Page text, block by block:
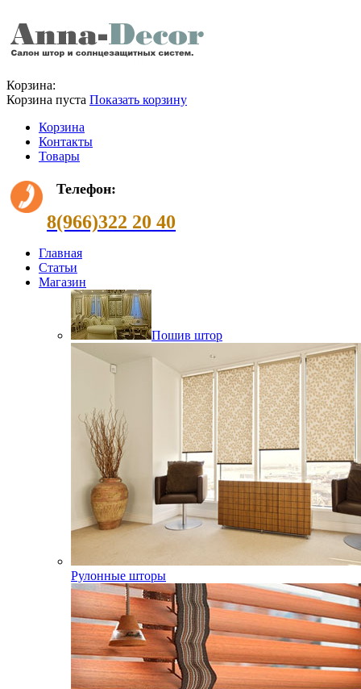
Корзина:
Корзина пуста Показать корзину
Корзина
Контакты
Товары
Телефон:
8(966)322 20 40
Главная
Статьи
Магазин
Пошив штор
Рулонные шторы